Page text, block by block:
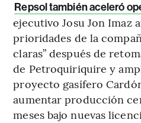
Repsol también aceleró
ejecutivo Josu Jon Imaz
prioridades de la
claras” después de
de Petroquiriquire y
proyecto gasífero
aumentar producción
meses bajo nuevas